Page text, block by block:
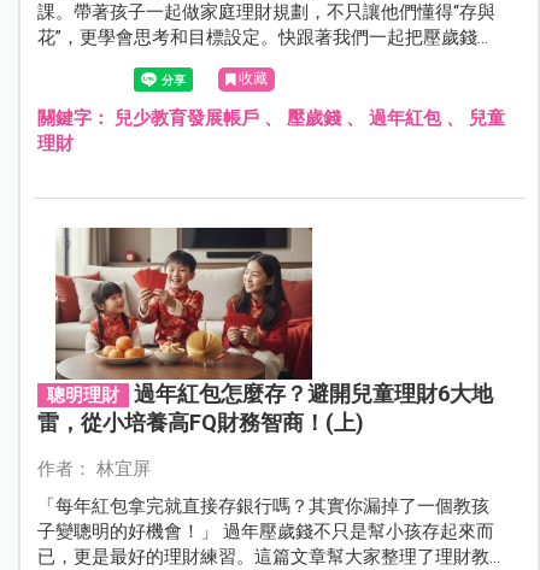
課。帶著孩子一起做家庭理財規劃，不只讓他們懂得“存與
花”，更學會思考和目標設定。快跟著我們一起把壓歲錢變
成孩子的第一筆智慧資產吧！
收藏
關鍵字： 兒少教育發展帳戶、 壓歲錢、 過年紅包、
兒童
理財
聰明理財
過年紅包怎麼存？避開兒童理財6大地
雷，從小培養高FQ財務智商！(上)
作者： 林宜屏
「每年紅包拿完就直接存銀行嗎？其實你漏掉了一個教孩
子變聰明的好機會！」 過年壓歲錢不只是幫小孩存起來而
已，更是最好的理財練習。這篇文章幫大家整理了理財教